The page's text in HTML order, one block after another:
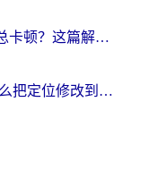
在国外玩NBA篮球大师总卡顿？这篇解决你所有海外看国内内容的烦恼
在澳大利亚用荔枝FM怎么把定位修改到中国国内？海外华人必看的内容访问指南